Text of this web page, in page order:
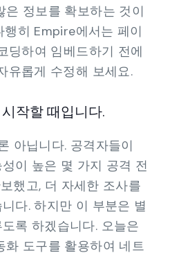
은 정보를 확보하는 것이
행히 Empire에서는 페이
딩하여 임베드하기 전에
유롭게 수정해 보세요.
작할 때입니다.
아닙니다. 공격자들이
이 높은 몇 가지 공격 전
했고, 더 자세한 조사를
다. 하지만 이 부분은 별
록 하겠습니다. 오늘은
화 도구를 활용하여 네트